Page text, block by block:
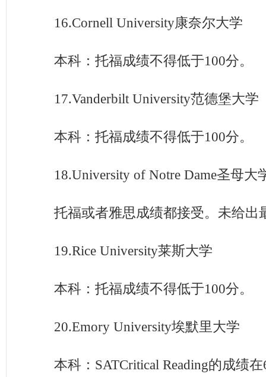
16.Cornell University康奈尔大学
本科：托福成绩不得低于100分。
17.Vanderbilt University范德堡大学
本科：托福成绩不得低于100分。
18.University of Notre Dame圣母大
托福或者雅思成绩都接受。未给出
19.Rice University莱斯大学
本科：托福成绩不得低于100分。
20.Emory University埃默里大学
本科：SATCritical Reading的成绩在